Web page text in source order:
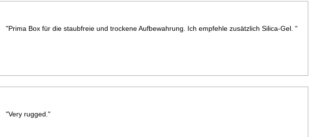
"Prima Box für die staubfreie und trockene Aufbewahrung. Ich empfehle zusätzlich Silica-Gel. "
"Very rugged."